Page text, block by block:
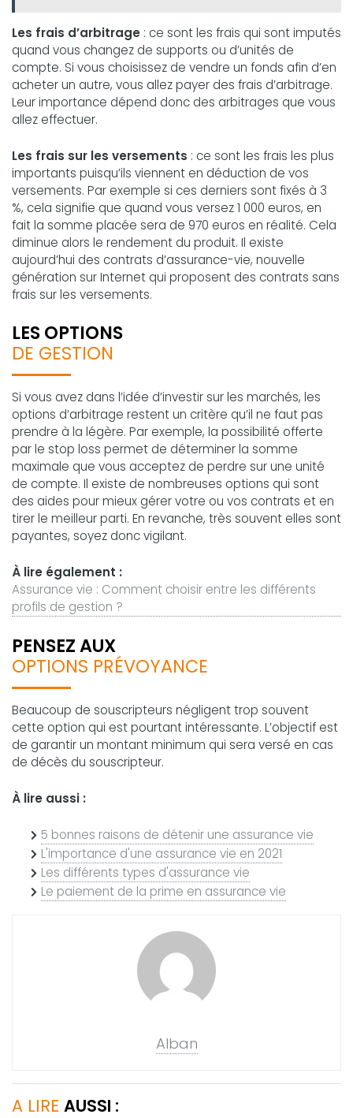
Les frais d’arbitrage : ce sont les frais qui sont imputés
quand vous changez de supports ou d’unités de
compte. Si vous choisissez de vendre un fonds afin d’en
acheter un autre, vous allez payer des frais d’arbitrage.
Leur importance dépend donc des arbitrages que vous
allez effectuer.
Les frais sur les versements : ce sont les frais les plus
importants puisqu’ils viennent en déduction de vos
versements. Par exemple si ces derniers sont fixés à 3
%, cela signifie que quand vous versez 1 000 euros, en
fait la somme placée sera de 970 euros en réalité. Cela
diminue alors le rendement du produit. Il existe
aujourd’hui des contrats d’assurance-vie, nouvelle
génération sur Internet qui proposent des contrats sans
frais sur les versements.
LES OPTIONS
DE GESTION
Si vous avez dans l’idée d’investir sur les marchés, les
options d’arbitrage restent un critère qu’il ne faut pas
prendre à la légère. Par exemple, la possibilité offerte
par le stop loss permet de déterminer la somme
maximale que vous acceptez de perdre sur une unité
de compte. Il existe de nombreuses options qui sont
des aides pour mieux gérer votre ou vos contrats et en
tirer le meilleur parti. En revanche, très souvent elles sont
payantes, soyez donc vigilant.
À lire également :
Assurance vie : Comment choisir entre les différents
profils de gestion ?
PENSEZ AUX
OPTIONS PRÉVOYANCE
Beaucoup de souscripteurs négligent trop souvent
cette option qui est pourtant intéressante. L’objectif est
de garantir un montant minimum qui sera versé en cas
de décès du souscripteur.
À lire aussi :
5 bonnes raisons de détenir une assurance vie
L'importance d'une assurance vie en 2021
Les différents types d'assurance vie
Le paiement de la prime en assurance vie
Alban
A LIRE AUSSI :